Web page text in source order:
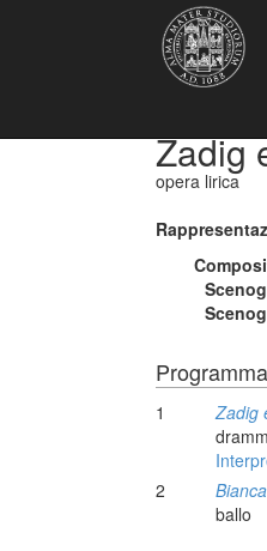
Zadig
opera lirica
Programma
1
Zadig
2
ballo